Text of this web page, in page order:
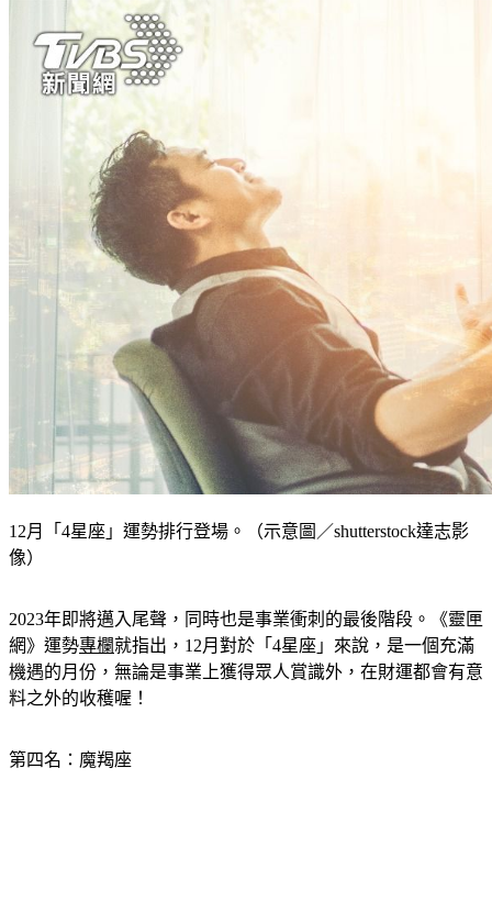
12月「4星座」運勢排行登場。（示意圖／shutterstock達志影
像）
2023年即將邁入尾聲，同時也是事業衝刺的最後階段。《靈匣
網》運勢專欄就指出，12月對於「4星座」來說，是一個充滿
機遇的月份，無論是事業上獲得眾人賞識外，在財運都會有意
料之外的收穫喔！
第四名：魔羯座